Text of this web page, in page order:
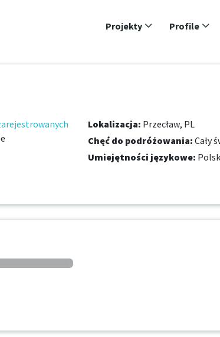
Projekty Profile
Lokalizacja: Przecław, PL
Chęć do podróżowania: Cały
Umiejętności językowe: